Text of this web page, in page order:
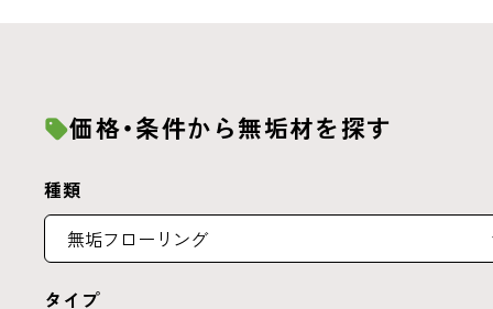
価格・条件から無垢材を探す
種類
タイプ